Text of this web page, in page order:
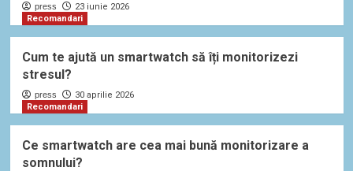
press
23 iunie 2026
Recomandari
Cum te ajută un smartwatch să îți monitorizezi
stresul?
press
30 aprilie 2026
Recomandari
Ce smartwatch are cea mai bună monitorizare a
somnului?